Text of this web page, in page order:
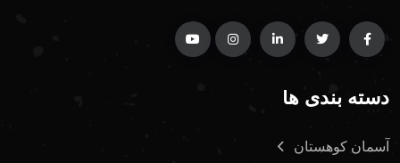
دسته بندی ها
آسمان کوهستان